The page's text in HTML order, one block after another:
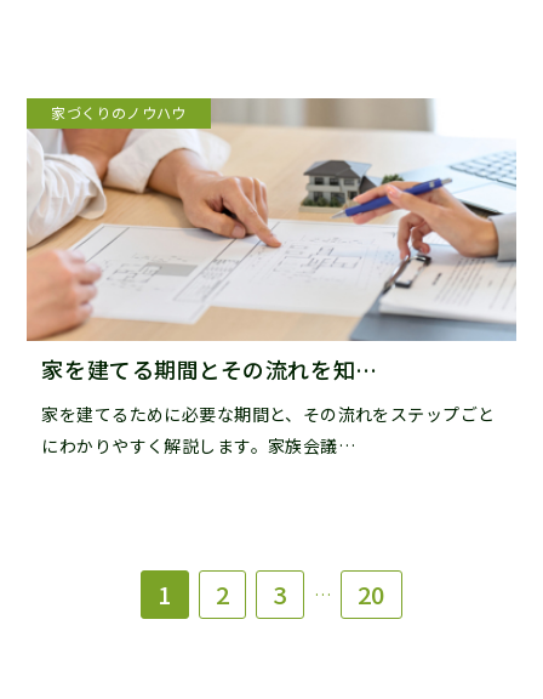
家づくりのノウハウ
家を建てる期間とその流れを知…
家を建てるために必要な期間と、その流れをステップごと
にわかりやすく解説します。家族会議…
1 2 3 … 20